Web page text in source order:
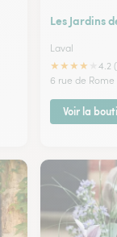
Les Jardins
Laval
★★★★
4.2
6 rue de Rome
Voir la